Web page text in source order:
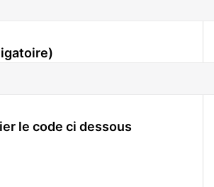
le code ci dessous